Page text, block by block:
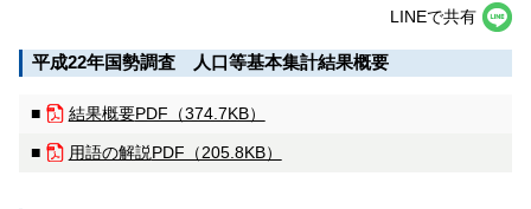
LINEで共有
平成22年国勢調査 人口等基本集計結果概要
■ 結果概要PDF（374.7KB）
■ 用語の解説PDF（205.8KB）